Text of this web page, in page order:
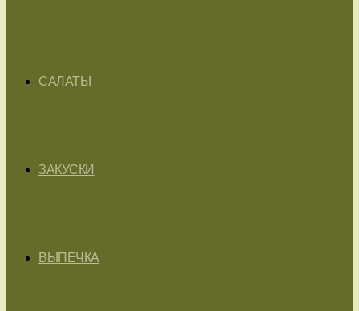
САЛАТЫ
ЗАКУСКИ
ВЫПЕЧКА